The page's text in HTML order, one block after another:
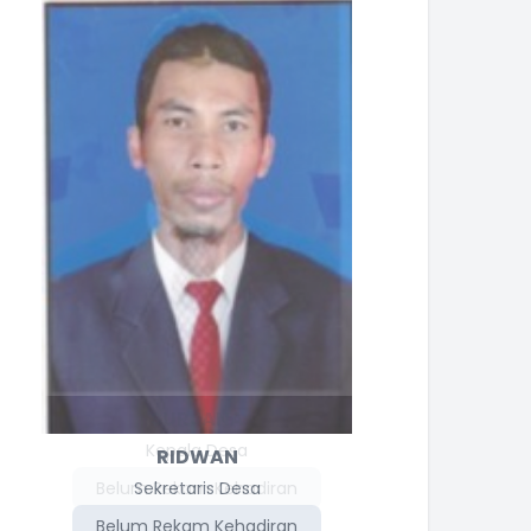
RIDWAN
Sekretaris Desa
Belum Rekam Kehadiran